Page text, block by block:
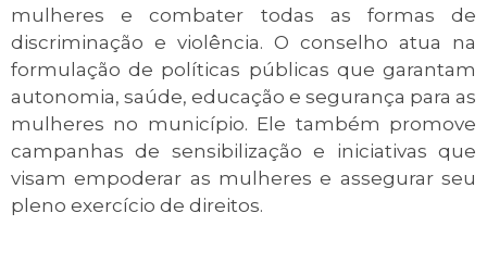
mulheres e combater todas as formas de
discriminação e violência. O conselho atua na
formulação de políticas públicas que garantam
autonomia, saúde, educação e segurança para as
mulheres no município. Ele também promove
campanhas de sensibilização e iniciativas que
visam empoderar as mulheres e assegurar seu
pleno exercício de direitos.